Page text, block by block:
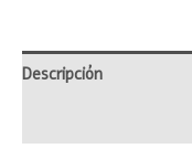
Descripción